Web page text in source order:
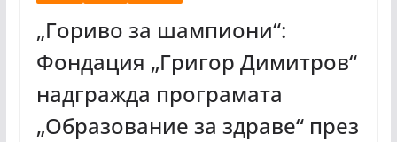
„Гориво за шампиони“:
Фондация „Григор Димитров“
надгражда програмата
„Образование за здраве“ през